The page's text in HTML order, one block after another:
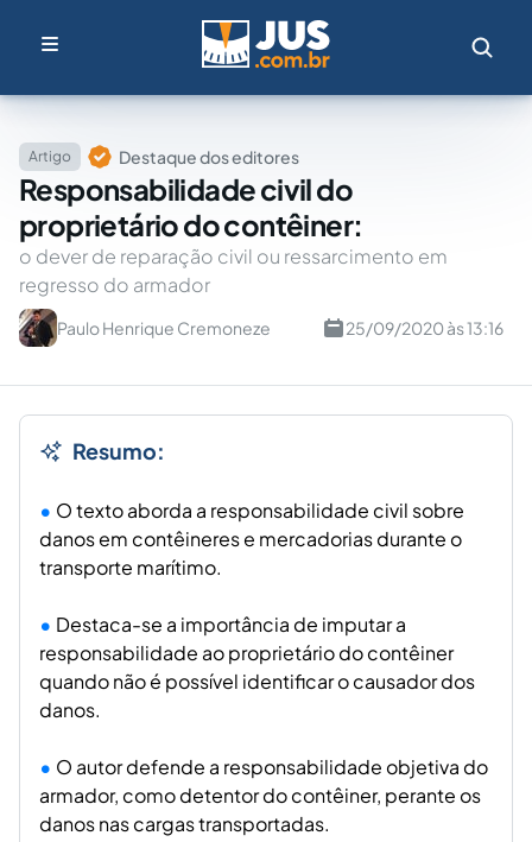
Artigo Destaque dos editores
Responsabilidade civil do
proprietário do contêiner:
o dever de reparação civil ou ressarcimento em
regresso do armador
Paulo Henrique Cremoneze 25/09/2020 às 13:16
Resumo:
O texto aborda a responsabilidade civil sobre
danos em contêineres e mercadorias durante o
transporte marítimo.
Destaca-se a importância de imputar a
responsabilidade ao proprietário do contêiner
quando não é possível identificar o causador dos
danos.
O autor defende a responsabilidade objetiva do
armador, como detentor do contêiner, perante os
danos nas cargas transportadas.